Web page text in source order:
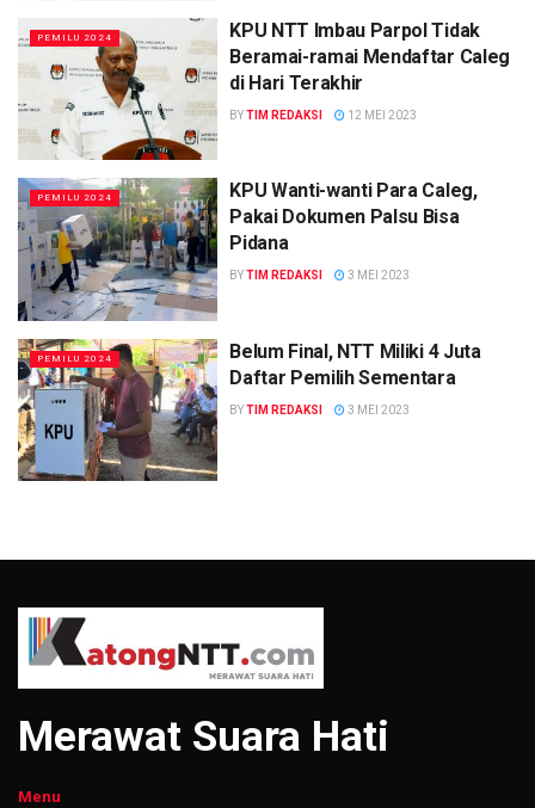
PEMILU 2024
KPU NTT Imbau Parpol Tidak
Beramai-ramai Mendaftar Caleg
di Hari Terakhir
BYTIM REDAKSI 12 MEI 2023
PEMILU 2024
KPU Wanti-wanti Para Caleg,
Pakai Dokumen Palsu Bisa
Pidana
BYTIM REDAKSI 3 MEI 2023
PEMILU 2024
Belum Final, NTT Miliki 4 Juta
Daftar Pemilih Sementara
BYTIM REDAKSI 3 MEI 2023
Merawat Suara Hati
Menu